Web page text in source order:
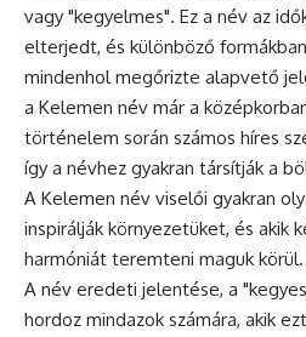
vagy "kegyelmes". Ez a név az
elterjedt, és különböző
mindenhol megőrizte alapvető
a Kelemen név már a
történelem során számos híres
így a névhez gyakran társítják a
A Kelemen név viselői gyakran
inspirálják környezetüket, és akik
harmóniát teremteni maguk körül.
A név eredeti jelentése, a
hordoz mindazok számára, akik